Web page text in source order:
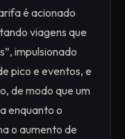
é acionado
viagens que
impulsionado
pico e eventos, e
de modo que um
enquanto o
o aumento de